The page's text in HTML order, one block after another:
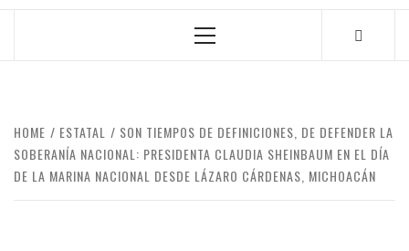
Primary
HOME ESTATAL
SON TIEMPOS DE DEFINICIONES, DE DEFENDER LA
SOBERANÍA NACIONAL: PRESIDENTA CLAUDIA SHEINBAUM EN EL DÍA
DE LA MARINA NACIONAL DESDE LÁZARO CÁRDENAS, MICHOACÁN